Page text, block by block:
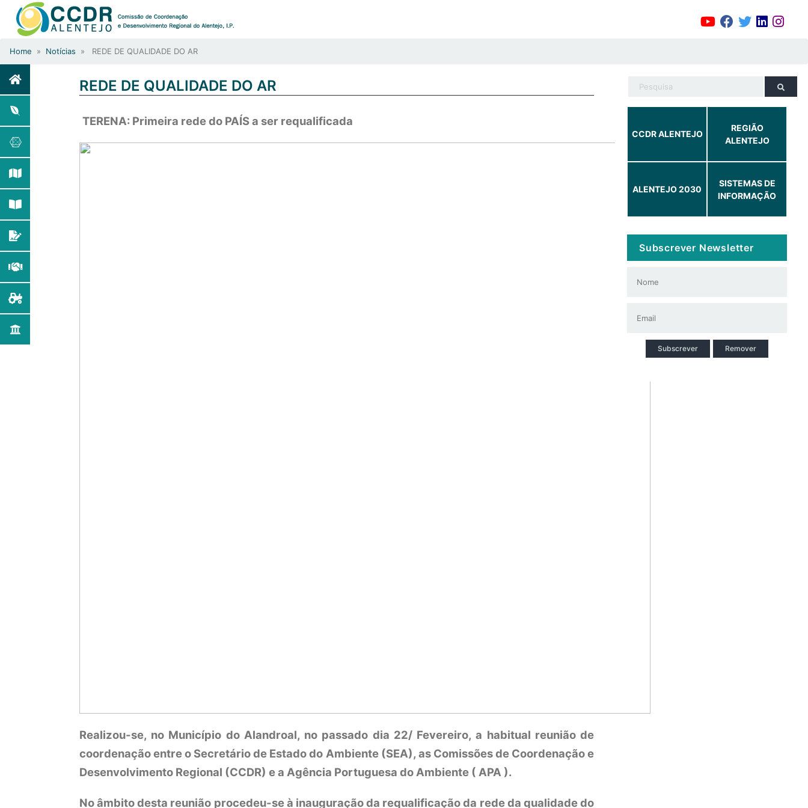
Home » Notícias » REDE DE QUALIDADE DO AR
REDE DE QUALIDADE DO AR
TERENA: Primeira rede do PAÍS a ser requalificada
Realizou-se, no Município do Alandroal, no passado dia 22/ Fevereiro, a habitual reunião de
coordenação entre o Secretário de Estado do Ambiente (SEA), as Comissões de Coordenação e
Desenvolvimento Regional (CCDR) e a Agência Portuguesa do Ambiente ( APA ).
No âmbito desta reunião procedeu-se à inauguração da requalificação da rede da qualidade do
CCDR ALENTEJO
REGIÃO
ALENTEJO
ALENTEJO 2030
SISTEMAS DE
INFORMAÇÃO
Subscrever Newsletter
Subscrever Remover